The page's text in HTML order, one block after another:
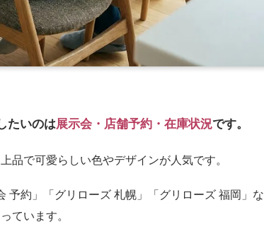
たいのは展示会・店舗予約・在庫状況です。
で可愛らしい色やデザインが人気です。
約」「グリローズ 札幌」「グリローズ 福岡」な
ています。